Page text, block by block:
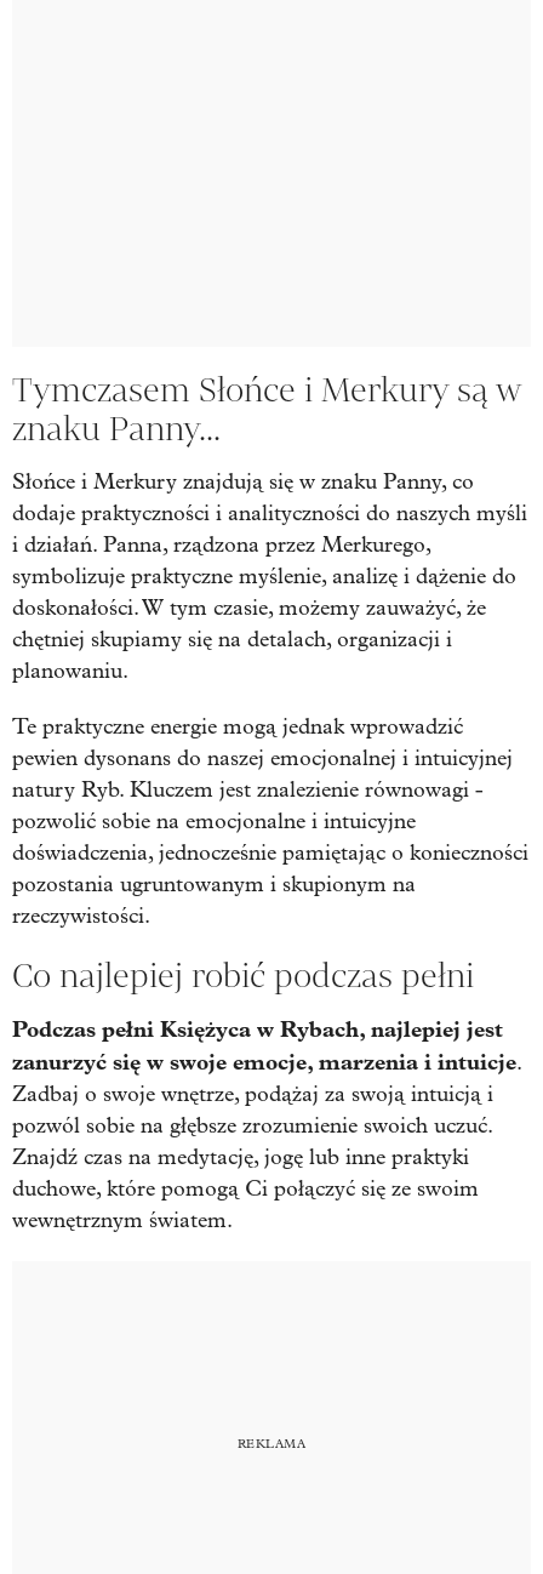
Tymczasem Słońce i Merkury są w
znaku Panny...
Słońce i Merkury znajdują się w znaku Panny, co
dodaje praktyczności i analityczności do naszych myśli
i działań. Panna, rządzona przez Merkurego,
symbolizuje praktyczne myślenie, analizę i dążenie do
doskonałości. W tym czasie, możemy zauważyć, że
chętniej skupiamy się na detalach, organizacji i
planowaniu.
Te praktyczne energie mogą jednak wprowadzić
pewien dysonans do naszej emocjonalnej i intuicyjnej
natury Ryb. Kluczem jest znalezienie równowagi -
pozwolić sobie na emocjonalne i intuicyjne
doświadczenia, jednocześnie pamiętając o konieczności
pozostania ugruntowanym i skupionym na
rzeczywistości.
Co najlepiej robić podczas pełni
Podczas pełni Księżyca w Rybach, najlepiej jest
zanurzyć się w swoje emocje, marzenia i intuicje.
Zadbaj o swoje wnętrze, podążaj za swoją intuicją i
pozwól sobie na głębsze zrozumienie swoich uczuć.
Znajdź czas na medytację, jogę lub inne praktyki
duchowe, które pomogą Ci połączyć się ze swoim
wewnętrznym światem.